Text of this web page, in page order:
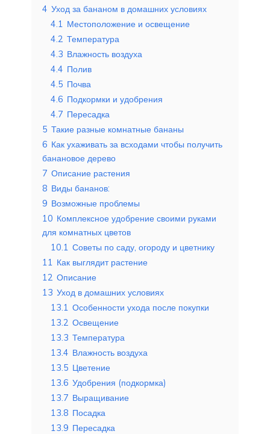
4 Уход за бананом в домашних условиях
4.1 Местоположение и освещение
4.2 Температура
4.3 Влажность воздуха
4.4 Полив
4.5 Почва
4.6 Подкормки и удобрения
4.7 Пересадка
5 Такие разные комнатные бананы
6 Как ухаживать за всходами чтобы получить
банановое дерево
7 Описание растения
8 Виды бананов:
9 Возможные проблемы
10 Комплексное удобрение своими руками
для комнатных цветов
10.1 Советы по саду, огороду и цветнику
11 Как выглядит растение
12 Описание
13 Уход в домашних условиях
13.1 Особенности ухода после покупки
13.2 Освещение
13.3 Температура
13.4 Влажность воздуха
13.5 Цветение
13.6 Удобрения (подкормка)
13.7 Выращивание
13.8 Посадка
13.9 Пересадка